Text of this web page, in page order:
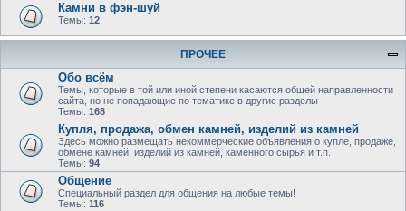
Камни в фэн-шуй
Темы: 12
ПРОЧЕЕ
Обо всём
Темы, которые в той или иной степени касаются общей направленности
сайта, но не попадающие по тематике в другие разделы
Темы: 168
Купля, продажа, обмен камней, изделий из камней
Здесь можно размещать некоммерческие объявления о купле, продаже,
обмене камней, изделий из камней, каменного сырья и т.п.
Темы: 94
Общение
Специальный раздел для общения на любые темы!
Темы: 116